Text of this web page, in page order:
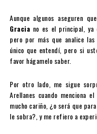
Aunque algunos aseguren
Gracia no es el principal, ya
pero por más que analice
único que entendí, pero si
favor hágamelo saber.
Por otro lado, me sigue
Arellanes cuando menciona
mucho cariño, ¿o será que
le sobra?, y me refiero a